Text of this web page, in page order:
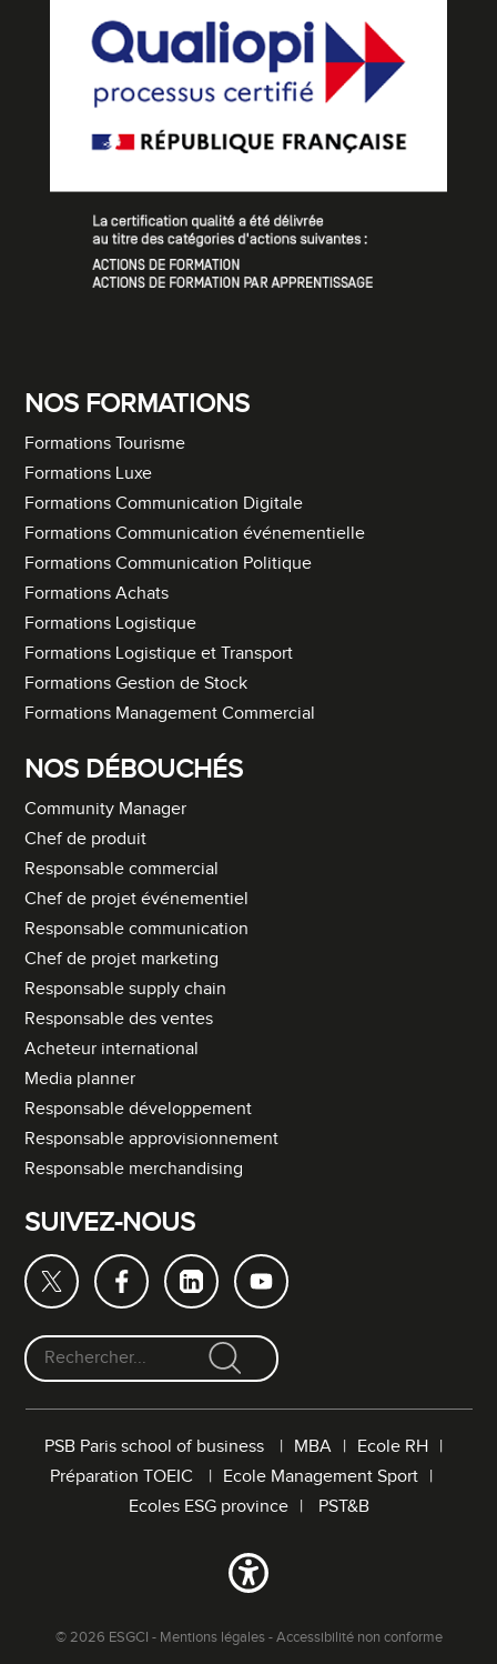
NOS FORMATIONS
Formations Tourisme
Formations Luxe
Formations Communication Digitale
Formations Communication événementielle
Formations Communication Politique
Formations Achats
Formations Logistique
Formations Logistique et Transport
Formations Gestion de Stock
Formations Management Commercial
NOS DÉBOUCHÉS
Community Manager
Chef de produit
Responsable commercial
Chef de projet événementiel
Responsable communication
Chef de projet marketing
Responsable supply chain
Responsable des ventes
Acheteur international
Media planner
Responsable développement
Responsable approvisionnement
Responsable merchandising
SUIVEZ-NOUS
F
PSB Paris school of business MBA
Ecole RH
Préparation TOEIC
Ecole Management Sport
Ecoles ESG province
PST&B
© 2026 ESGCI - Mentions légales-Accessibilité non conforme